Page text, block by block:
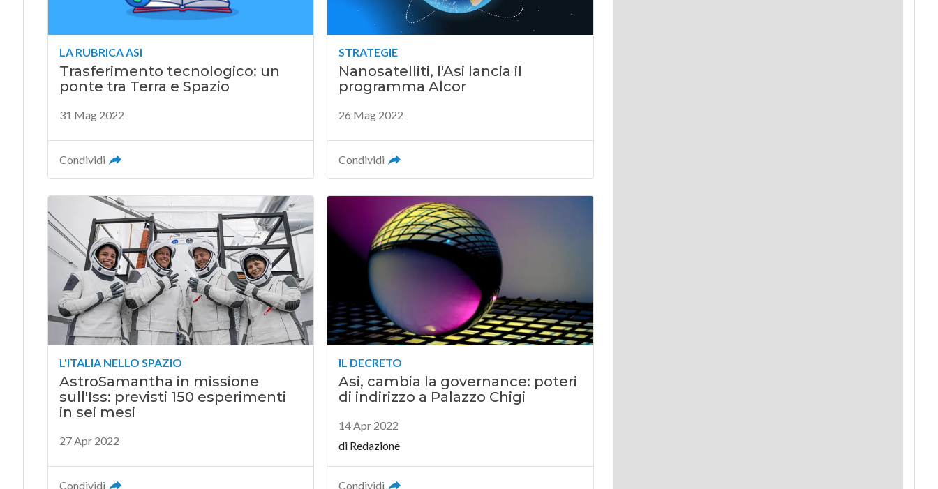
LA RUBRICA ASI
Trasferimento tecnologico: un
ponte tra Terra e Spazio
31 Mag 2022
Condividi
STRATEGIE
Nanosatelliti, l'Asi lancia il
programma Alcor
26 Mag 2022
Condividi
L'ITALIA NELLO SPAZIO
AstroSamantha in missione
sull'Iss: previsti 150 esperimenti
in sei mesi
27 Apr 2022
Condividi
IL DECRETO
Asi, cambia la governance: poteri
di indirizzo a Palazzo Chigi
14 Apr 2022
di Redazione
Condividi